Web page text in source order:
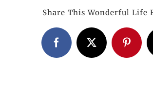
Share This Wonderful Life
FacebookX